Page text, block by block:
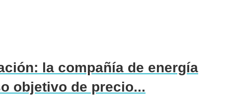
la compañía de energía
objetivo de precio...